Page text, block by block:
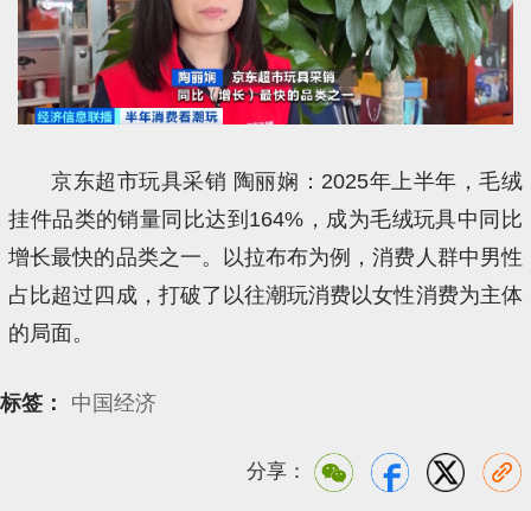
京东超市玩具采销 陶丽娴：2025年上半年，毛绒
挂件品类的销量同比达到164%，成为毛绒玩具中同比
增长最快的品类之一。以拉布布为例，消费人群中男性
占比超过四成，打破了以往潮玩消费以女性消费为主体
的局面。
标签： 中国经济
分享：